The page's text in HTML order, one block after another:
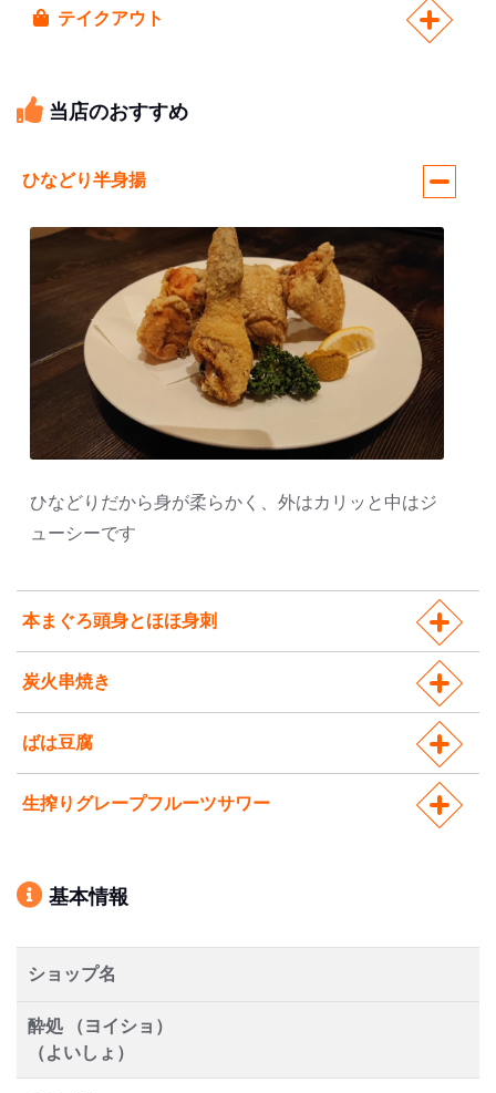
テイクアウト
当店のおすすめ
ひなどり半身揚
ひなどりだから身が柔らかく、外はカリッと中はジ
ューシーです
本まぐろ頭身とほほ身刺
炭火串焼き
ばは豆腐
生搾りグレープフルーツサワー
基本情報
ショップ名
酔処 （ヨイショ）
（よいしょ）